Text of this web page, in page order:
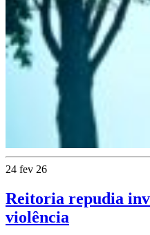
24 fev 26
Reitoria repudia
violência